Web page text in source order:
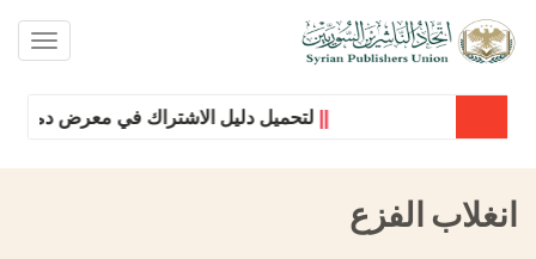
لتحميل دليل الاشتراك في معرض دمشق
انغلاب الفزع